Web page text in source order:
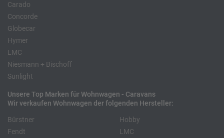
Carado
Concorde
Globecar
Hymer
LMC
Niesmann + Bischoff
Sunlight
Unsere Top Marken für Wohnwagen - Caravans
Wir verkaufen Wohnwagen der folgenden Hersteller:
Bürstner
Fendt
Hobby
LMC